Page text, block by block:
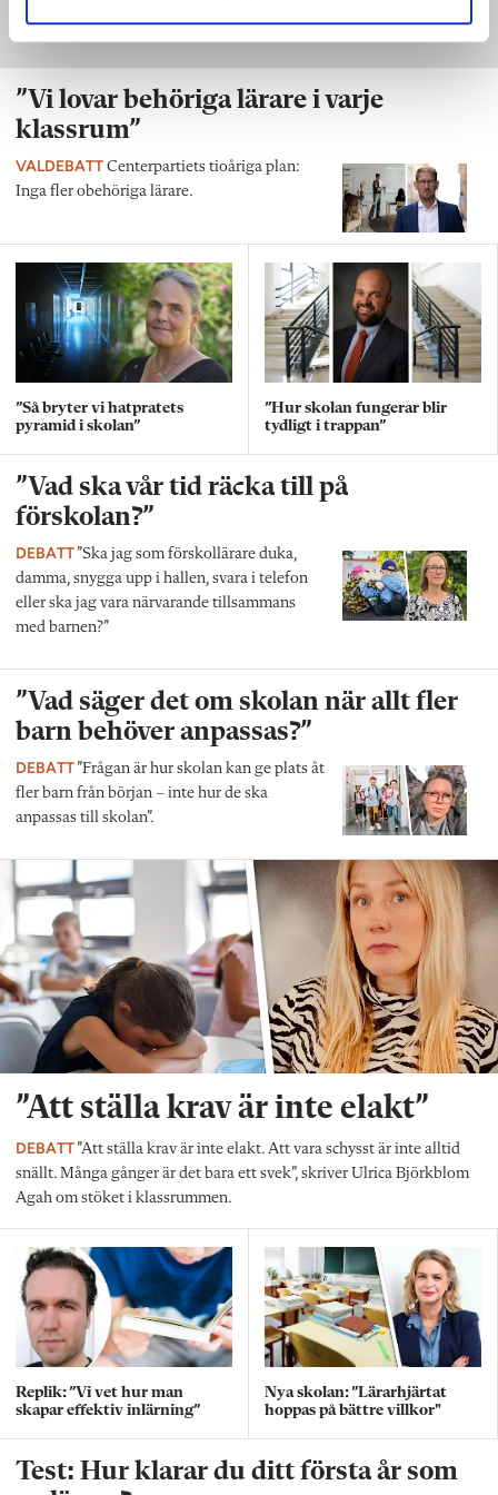
”Vi lovar behöriga lärare i varje
klassrum”
VALDEBATT Centerpartiets tioåriga plan:
Inga fler obehöriga lärare.
”Så bryter vi hatpratets
pyramid i skolan”
”Hur skolan fungerar blir
tydligt i trappan”
”Vad ska vår tid räcka till på
förskolan?”
DEBATT”Ska jag som förskollärare duka,
damma, snygga upp i hallen, svara i telefon
eller ska jag vara närvarande tillsammans
med barnen?”
”Vad säger det om skolan när allt fler
barn behöver anpassas?”
DEBATT”Frågan är hur skolan kan ge plats åt
fler barn från början – inte hur de ska
anpassas till skolan”.
”Att ställa krav är inte elakt”
DEBATT”Att ställa krav är inte elakt. Att vara schysst är inte alltid
snällt. Många gånger är det bara ett svek”, skriver Ulrica Björkblom
Agah om stöket i klassrummen.
Replik: ”Vi vet hur man
skapar effektiv inlärning”
Nya skolan: ”Lärarhjärtat
hoppas på bättre villkor"
Test: Hur klarar du ditt första år som